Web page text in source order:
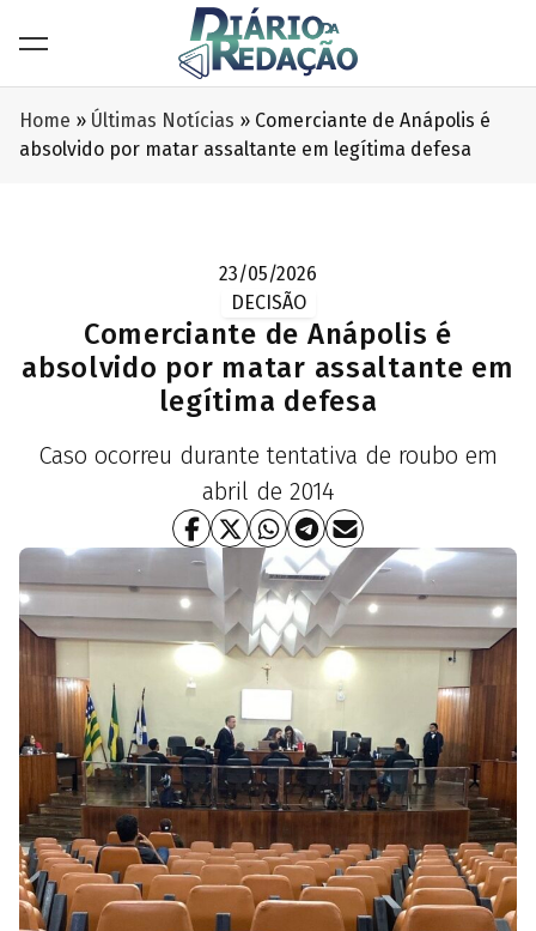
Home » Últimas Notícias » Comerciante de Anápolis é
absolvido por matar assaltante em legítima defesa
23/05/2026
DECISÃO
Comerciante de Anápolis é
absolvido por matar assaltante em
legítima defesa
Caso ocorreu durante tentativa de roubo em
abril de 2014
Tribunal do Júri de Anápolis (Foto: Diário da Redação)